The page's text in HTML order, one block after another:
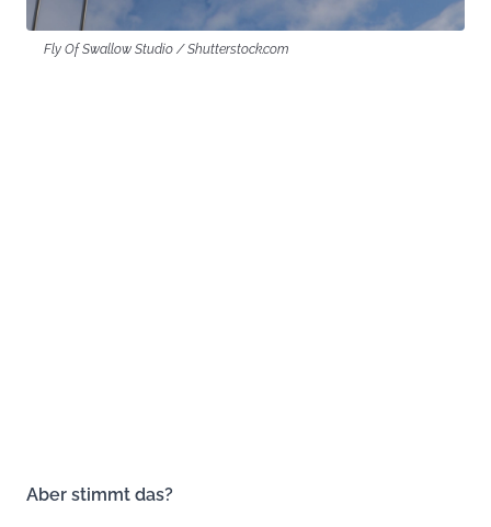
Fly Of Swallow Studio / Shutterstock.com
Aber stimmt das?